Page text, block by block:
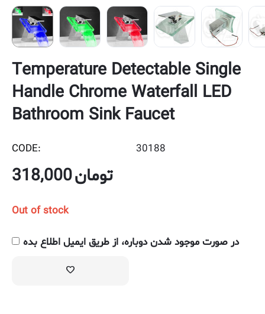
Temperature Detectable Single
Handle Chrome Waterfall LED
Bathroom Sink Faucet
CODE: 30188
318,000تومان
Out of stock
در صورت موجود شدن دوباره، از طریق ایمیل اطلاع بده